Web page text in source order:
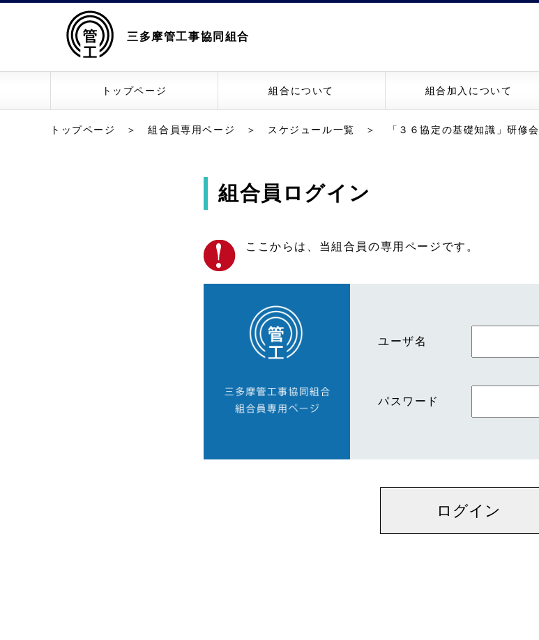
三多摩管工事協同組合
トップページ 組合について 組合加入について
トップページ ＞組合員専用ページ ＞ スケジュール一覧 ＞ 「３６協定の基礎知識」研修会
組合員ログイン
ここからは、当組合員の専用ページです。
ユーザ名
パスワード